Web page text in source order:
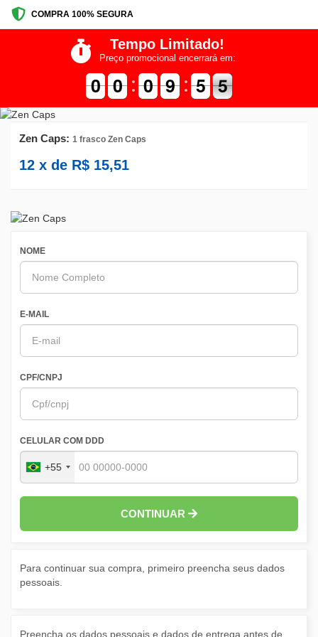
COMPRA 100% SEGURA
Tempo Limitado!
Preço promocional encerrará em:
9
9
0
0 9
9
0
0 9
9
0
0 8
8
9
9 4
4
5
5 5
5
4
Zen Caps: 1 frasco Zen Caps
12 x de R$ 15,51
NOME
E-MAIL
CPF/CNPJ
CELULAR COM DDD
+55
CONTINUAR
Para continuar sua compra, primeiro preencha seus dados
pessoais.
Preencha os dados pessoais e dados de entrega antes de